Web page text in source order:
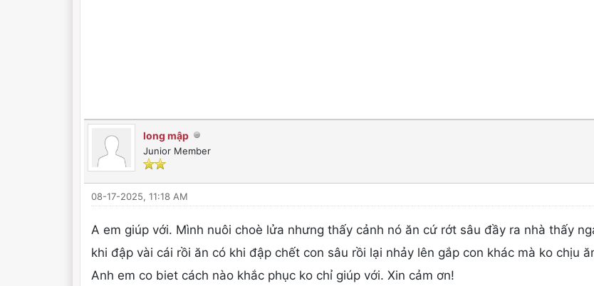
long mập
Junior Member
08-17-2025, 11:18 AM
A em giúp với. Mình nuôi choè lửa nhưng thấy cảnh nó ăn cứ rớt sâu đầy ra nhà thấy
khi đập vài cái rồi ăn có khi đập chết con sâu rồi lại nhảy lên gắp con khác mà ko chịu
Anh em co biet cách nào khắc phục ko chỉ giúp với. Xin cảm ơn!